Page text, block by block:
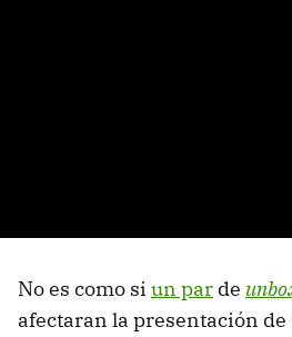
No es como si un par de
afectaran la presentación de